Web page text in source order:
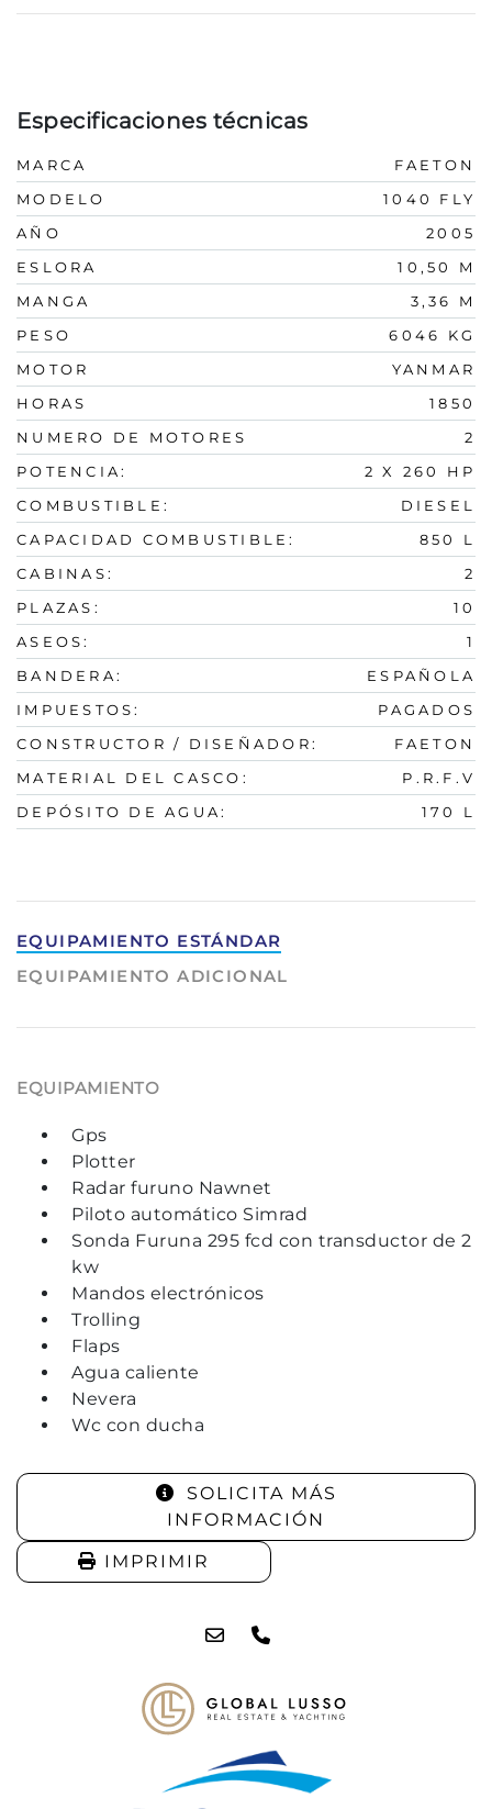
Especificaciones técnicas
MARCA
FAETON
MODELO
1040 FLY
AÑO
2005
ESLORA
10,50 M
MANGA
3,36 M
PESO
6046 KG
MOTOR
YANMAR
HORAS
1850
NUMERO DE MOTORES
2
POTENCIA:
2 X 260 HP
COMBUSTIBLE:
DIESEL
CAPACIDAD COMBUSTIBLE:
850 L
CABINAS:
2
PLAZAS:
10
ASEOS:
1
BANDERA:
ESPAÑOLA
IMPUESTOS:
PAGADOS
CONSTRUCTOR / DISEÑADOR:
FAETON
MATERIAL DEL CASCO:
P.R.F.V
DEPÓSITO DE AGUA:
170 L
EQUIPAMIENTO ESTÁNDAR
EQUIPAMIENTO ADICIONAL
EQUIPAMIENTO
Gps
Plotter
Radar furuno Nawnet
Piloto automático Simrad
Sonda Furuna 295 fcd con transductor de 2
kw
Mandos electrónicos
Trolling
Flaps
Agua caliente
Nevera
Wc con ducha
SOLICITA MÁS
INFORMACIÓN
IMPRIMIR